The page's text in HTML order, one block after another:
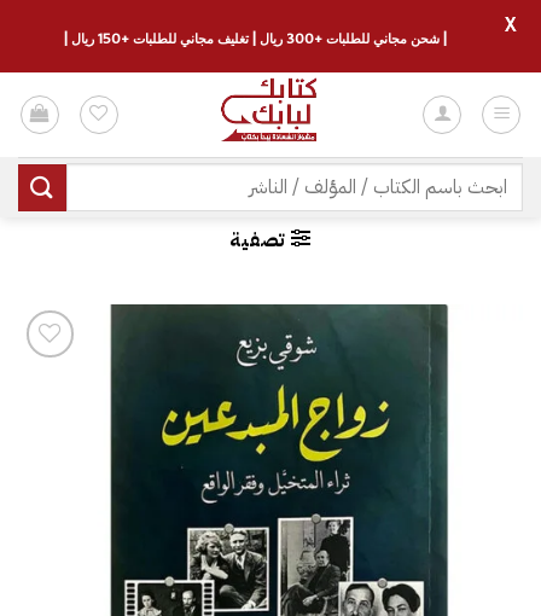
للمحتوى
البحث
عن:
تصفية
| شحن مجاني للطلبات +300 ريال | تغليف مجاني للطلبات +150 ريال |
X